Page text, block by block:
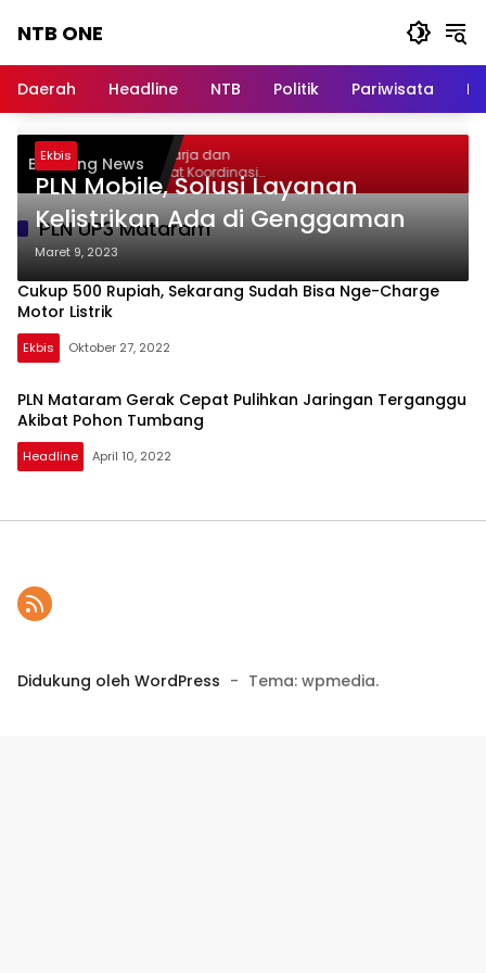
NTB ONE
dan
Berita
Lombok
Daerah Headline NTB Politik Pariwisata
Breaking News
Audiensi, Jasa Raharja dan
PANRB Perkuat Koordinasi
Kepatuhan PKB dan SWDKLLJ
PLN UP3 Mataram
Ekbis
PLN Mobile, Solusi Layanan
Kelistrikan Ada di Genggaman
Maret 9, 2023
Cukup 500 Rupiah, Sekarang Sudah Bisa Nge-Charge
Motor Listrik
Ekbis Oktober 27, 2022
PLN Mataram Gerak Cepat Pulihkan Jaringan Terganggu
Akibat Pohon Tumbang
Headline April 10, 2022
Didukung oleh WordPress - Tema: wpmedia.